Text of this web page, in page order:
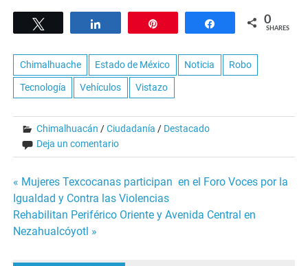
Share 0
SHARES
Chimalhuache Estado de México Noticia Robo
Tecnología Vehículos Vistazo
Chimalhuacán /Ciudadanía / Destacado
Deja un comentario
Navegación
de
entradas
« Mujeres Texcocanas participan en el Foro Voces por la
Igualdad y Contra las Violencias
Rehabilitan Periférico Oriente y Avenida Central en
Nezahualcóyotl »